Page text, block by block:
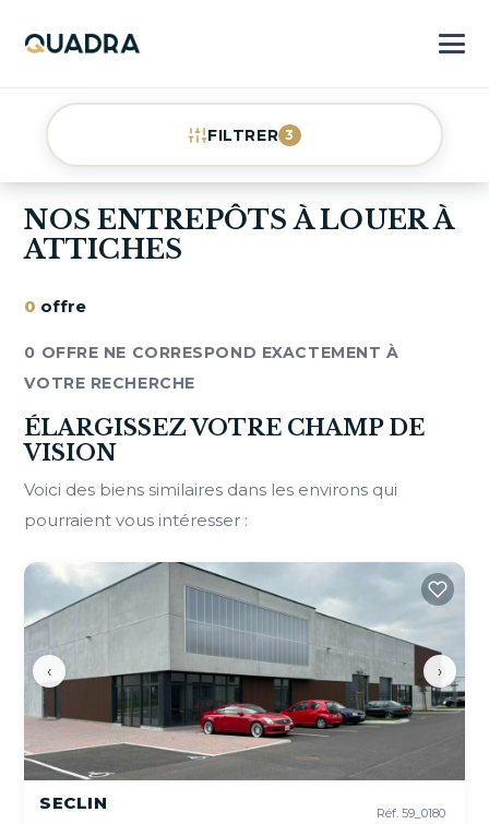
FILTRER 3
NOS ENTREPÔTS À LOUER À
ATTICHES
0 offre
0 OFFRE NE CORRESPOND EXACTEMENT À
VOTRE RECHERCHE
ÉLARGISSEZ VOTRE CHAMP DE
VISION
Voici des biens similaires dans les environs qui
pourraient vous intéresser :
‹ ›
Réf. 59_0180
SECLIN